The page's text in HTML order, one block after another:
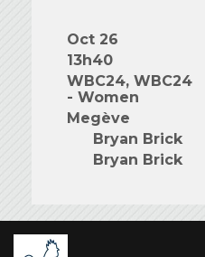
Oct 26
13h40
WBC24, WBC24
- Women
Megève
Bryan Brick
Bryan Brick